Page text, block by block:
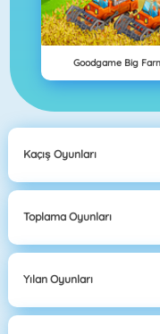
Goodgame Big
Kaçış Oyunları
Toplama Oyunları
Yılan Oyunları